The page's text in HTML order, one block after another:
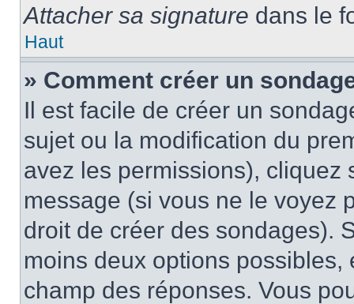
Attacher sa signature dans le
Haut
» Comment créer un
Il est facile de créer un
sujet ou la modification du
avez les permissions), cliquez
message (si vous ne le voyez
droit de créer des sondages).
moins deux options
champ des réponses. Vous